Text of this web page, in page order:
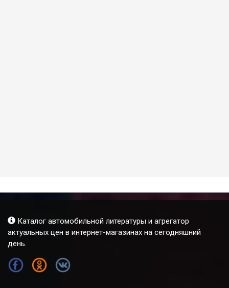
Каталог автомобильной литературы и агрегатор
актуальных цен в интернет-магазинах на сегодняшний
день.
FB OK VK